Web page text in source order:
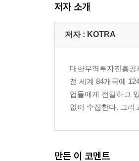
11장_마음의 힐링 : 세계
색칠공부하는 프랑스, 스
디지털 디톡스, 기도하는
12장_몸 치유 : 정답은 없
중동의 치유터가 된 요르단
저자 소개
저자 : KOTRA
대한무역투자진흥
전 세계 84개국에
업들에게 전달하고
없이 수집한다. 그리
만든 이 코멘트